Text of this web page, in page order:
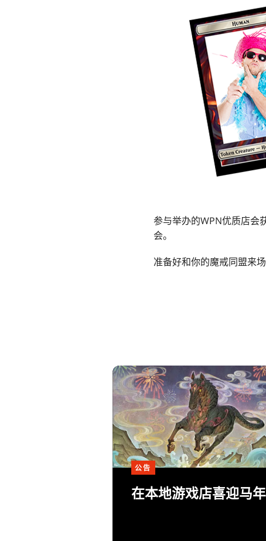
参与举办的WPN优质店会
会。
准备好和你的魔戒同盟来
公告
在本地游戏店喜迎马年